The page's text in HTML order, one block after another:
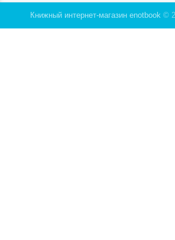
Книжный интернет-магазин enotbook ©